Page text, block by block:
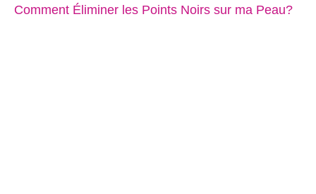
Comment Éliminer les Points Noirs sur ma Peau?